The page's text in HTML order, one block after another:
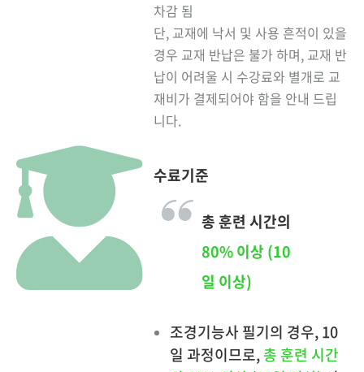
차감 됨
단, 교재에 낙서 및 사용 흔적이 있을
경우 교재 반납은 불가 하며, 교재 반
납이 어려울 시 수강료와 별개로 교
재비가 결제되어야 함을 안내 드립
니다.
수료기준
총 훈련 시간의
80% 이상 (10
일 이상)
조경기능사 필기의 경우, 10
일 과정이므로,총 훈련 시간